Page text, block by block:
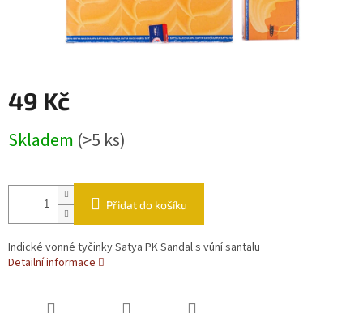
49 Kč
Skladem (>5 ks)
Přidat do košíku
Indické vonné tyčinky Satya PK Sandal s vůní santalu
Detailní informace